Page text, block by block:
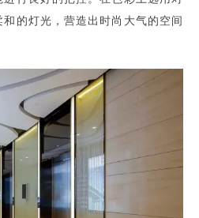
的灯光，营造出时尚大气的空间